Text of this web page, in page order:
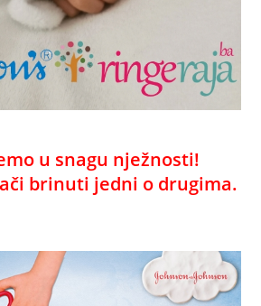
u snagu nježnosti!
brinuti jedni o drugima.